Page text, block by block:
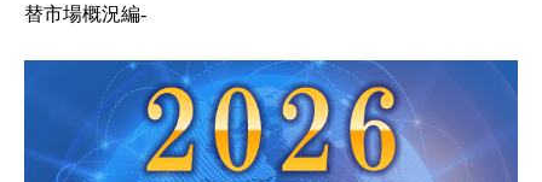
替市場概況編-